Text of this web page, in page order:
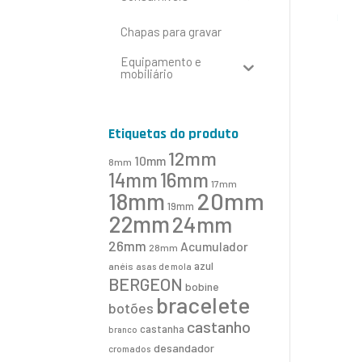
Chapas para gravar
Equipamento e
mobiliário
Etiquetas do produto
8mm 10mm 12mm
14mm16mm 17mm
18mm 19mm 20mm
22mm24mm
26mm 28mm Acumulador
anéis asas de mola azul
BERGEON bobine
botões bracelete
branco castanha castanho
cromados desandador